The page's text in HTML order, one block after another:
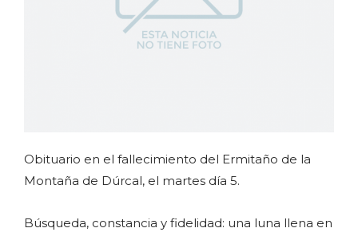
Obituario en el fallecimiento del Ermitaño de la
Montaña de Dúrcal, el martes día 5.
Búsqueda, constancia y fidelidad: una luna llena en